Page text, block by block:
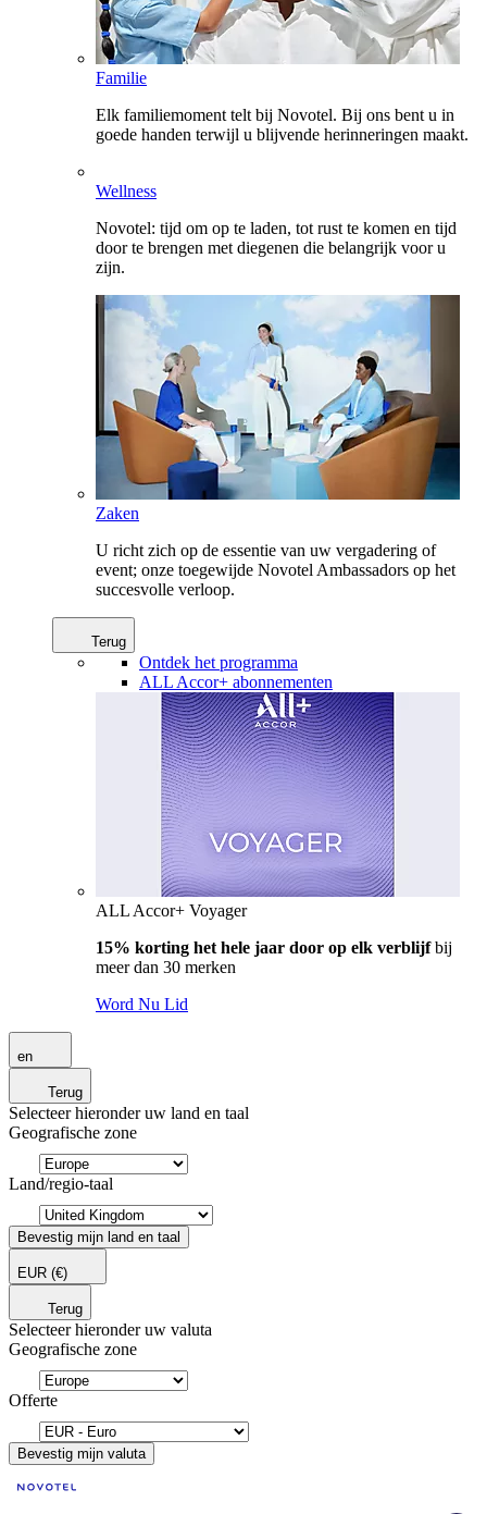
Familie
Elk familiemoment telt bij Novotel. Bij ons bent u in
goede handen terwijl u blijvende herinneringen maakt.
Wellness
Novotel: tijd om op te laden, tot rust te komen en tijd
door te brengen met diegenen die belangrijk voor u
zijn.
Zaken
U richt zich op de essentie van uw vergadering of
event; onze toegewijde Novotel Ambassadors op het
succesvolle verloop.
Terug
Ontdek het programma
ALL Accor+ abonnementen
ALL Accor+ Voyager
15% korting het hele jaar door op elk verblijfbij
meer dan 30 merken
Word Nu Lid
en
Terug
Selecteer hieronder uw land en taal
Geografische zone
Land/regio-taal
Bevestig mijn land en taal
EUR (€)
Terug
Selecteer hieronder uw valuta
Geografische zone
Offerte
Bevestig mijn valuta